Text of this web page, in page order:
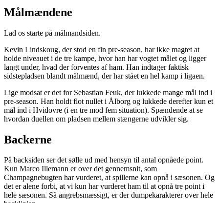
Målmændene
Lad os starte på målmandsiden.
Kevin Lindskoug, der stod en fin pre-season, har ikke magtet at
holde niveauet i de tre kampe, hvor han har vogtet målet og ligger
langt under, hvad der forventes af ham. Han indtager faktisk
sidstepladsen blandt målmænd, der har stået en hel kamp i ligaen.
Lige modsat er det for Sebastian Feuk, der lukkede mange mål ind i
pre-season. Han holdt flot nullet i Ålborg og lukkede derefter kun et
mål ind i Hvidovre (i en tre mod fem situation). Spændende at se
hvordan duellen om pladsen mellem stængerne udvikler sig.
Backerne
På backsiden ser det sølle ud med hensyn til antal opnåede point.
Kun Marco Illemann er over det gennemsnit, som
Champagnebugten har vurderet, at spillerne kan opnå i sæsonen. Og
det er alene forbi, at vi kun har vurderet ham til at opnå tre point i
hele sæsonen. Så angrebsmæssigt, er der dumpekarakterer over hele